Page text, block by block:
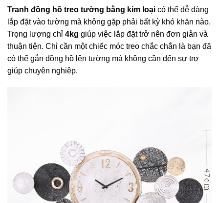
Tranh đồng hồ treo tường bằng kim loại có thể dễ dàng
lắp đặt vào tường mà không gặp phải bất kỳ khó khăn nào.
Trọng lượng chỉ 4kg giúp việc lắp đặt trở nên đơn giản và
thuận tiện. Chỉ cần một chiếc móc treo chắc chắn là bạn đã
có thể gắn đồng hồ lên tường mà không cần đến sự trợ
giúp chuyên nghiệp.